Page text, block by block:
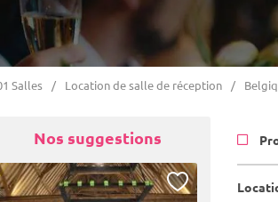
Salles Location de salle de réception
Nos suggestions